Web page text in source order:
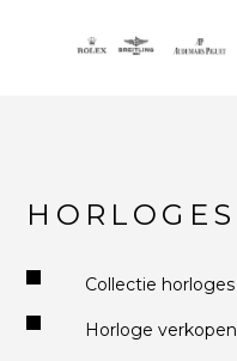
HORLOGES
Collectie horloges
Horloge verkopen